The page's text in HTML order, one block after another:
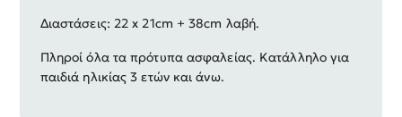
Διαστάσεις: 22 x 21cm + 38cm λαβή.
Πληροί όλα τα πρότυπα ασφαλείας. Κατάλληλο για
παιδιά ηλικίας 3 ετών και άνω.